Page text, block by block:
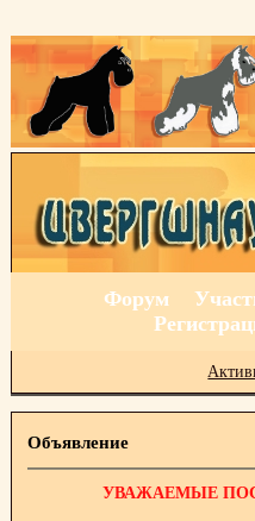
Форум
Объявление
УВАЖАЕМЫЕ